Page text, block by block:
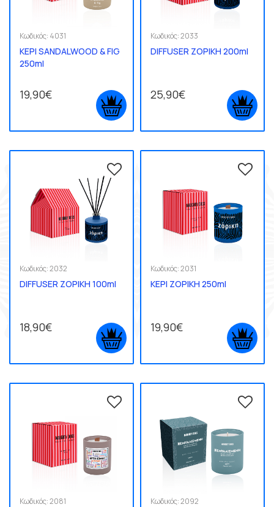
Κωδικός: 4031
ΚΕΡΙ SANDALWOOD & FIG
250ml
19,90€
Κωδικός:2033
DIFFUSER ΖΟΡΙΚΗ 200ml
25,90€
Κωδικός:2032
DIFFUSER ΖΟΡΙΚΗ 100ml
18,90€
Κωδικός:2031
ΚΕΡΙ ΖΟΡΙΚΗ 250ml
19,90€
Κωδικός:2081 Κωδικός:2092